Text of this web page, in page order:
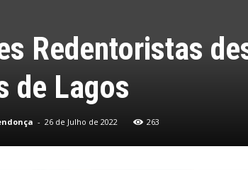
Redentoristas
de Lagos
- 26 de Julho de 2022 263